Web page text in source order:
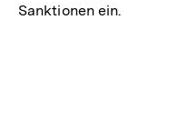
Sanktionen ein.